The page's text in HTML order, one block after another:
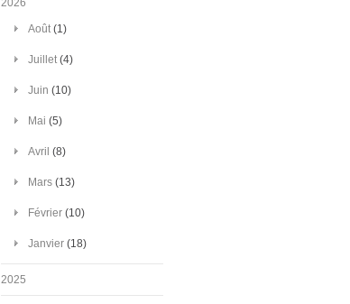
2026
Août(1)
Juillet(4)
Juin (10)
Mai (5)
Avril (8)
Mars (13)
Février (10)
Janvier (18)
2025